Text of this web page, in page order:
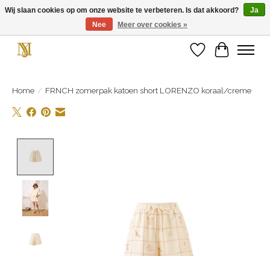
Unieke schoenen en een feestje aan je voeten! Gratis verzending vanaf € 75,-
Verlanglijst
Home / FRNCH zomerpak katoen short LORENZO koraal/creme
Wij slaan cookies op om onze website te verbeteren. Is dat akkoord?
Ja
Nee
Meer over cookies »